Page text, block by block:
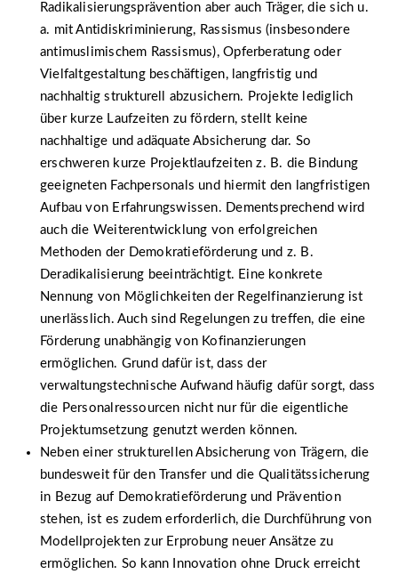
Radikalisierungsprävention aber auch Träger, die sich u.
a. mit Antidiskriminierung, Rassismus (insbesondere
antimuslimischem Rassismus), Opferberatung oder
Vielfaltgestaltung beschäftigen, langfristig und
nachhaltig strukturell abzusichern. Projekte lediglich
über kurze Laufzeiten zu fördern, stellt keine
nachhaltige und adäquate Absicherung dar. So
erschweren kurze Projektlaufzeiten z. B. die Bindung
geeigneten Fachpersonals und hiermit den langfristigen
Aufbau von Erfahrungswissen. Dementsprechend wird
auch die Weiterentwicklung von erfolgreichen
Methoden der Demokratieförderung und z. B.
Deradikalisierung beeinträchtigt. Eine konkrete
Nennung von Möglichkeiten der Regelfinanzierung ist
unerlässlich. Auch sind Regelungen zu treffen, die eine
Förderung unabhängig von Kofinanzierungen
ermöglichen. Grund dafür ist, dass der
verwaltungstechnische Aufwand häufig dafür sorgt, dass
die Personalressourcen nicht nur für die eigentliche
Projektumsetzung genutzt werden können.
Neben einer strukturellen Absicherung von Trägern, die
bundesweit für den Transfer und die Qualitätssicherung
in Bezug auf Demokratieförderung und Prävention
stehen, ist es zudem erforderlich, die Durchführung von
Modellprojekten zur Erprobung neuer Ansätze zu
ermöglichen. So kann Innovation ohne Druck erreicht